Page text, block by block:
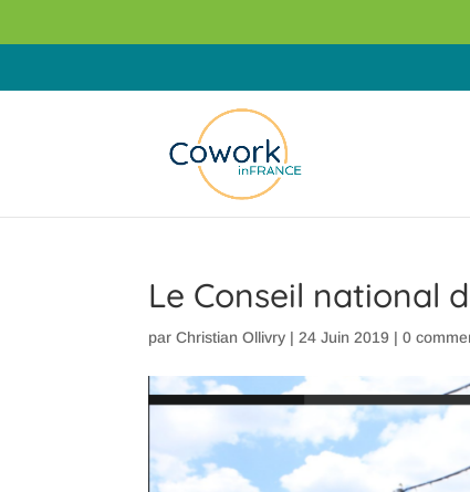
Le Conseil national
parChristian Ollivry | 24 Juin 2019 |0